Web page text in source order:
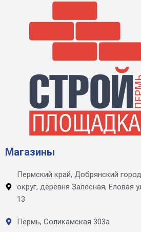
Магазины
Пермский край, Добрянский
округ, деревня Залесная, Еловая
13
Пермь, Соликамская 303а